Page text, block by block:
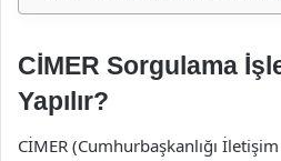
CİMER Sorgulama
Yapılır?
CİMER (Cumhurbaşkanlığı